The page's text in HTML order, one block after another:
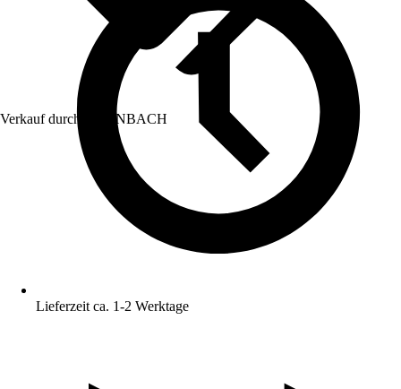
Verkauf durch: HORNBACH
Lieferzeit ca. 1-2 Werktage